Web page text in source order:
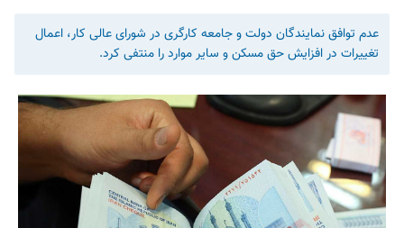
عدم توافق نمایندگان دولت و جامعه کارگری در شورای عالی کار، اعمال
تغییرات در افزایش حق مسکن و سایر موارد را منتفی کرد.